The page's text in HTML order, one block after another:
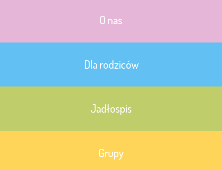
O nas
Dla rodziców
Jadłospis
Grupy